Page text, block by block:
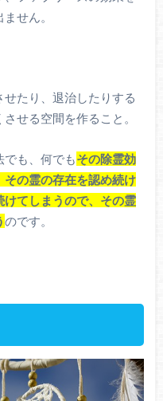
せん。
たり、退治したりする
せる空間を作ること。
でも、何でもその除霊効
の霊の存在を認め続け
てしまうので、その霊
のです。